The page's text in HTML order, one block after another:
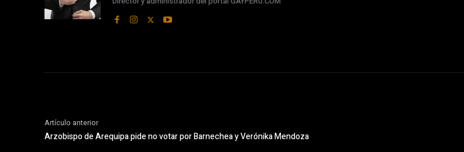
Artículo anterior
Arzobispo de Arequipa pide no votar por Barnechea y Verónika Mendoza